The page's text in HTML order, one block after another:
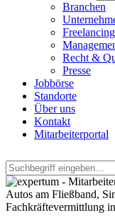
Branchen
Freelancing
Recht &
Presse
Jobbörse
Standorte
Über uns
Kontakt
Mitarbeiterportal